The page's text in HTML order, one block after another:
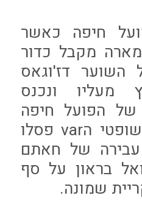
חיפה כאשר
מקבל כדור
השוער דז'וגאס
מעליו ונכנס
של הפועל חיפה
השתהו לאחר ששופטי הvar פסלו
של חאתם
בראון על סף